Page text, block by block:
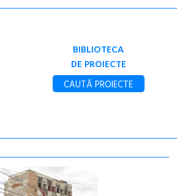
BIBLIOTECA
DE PROIECTE
CAUTĂ PROIECTE